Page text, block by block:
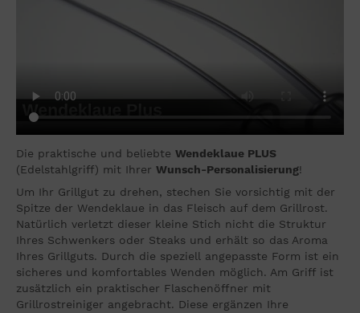
Die praktische und beliebte Wendeklaue PLUS
(Edelstahlgriff) mit Ihrer Wunsch-Personalisierung!
Um Ihr Grillgut zu drehen, stechen Sie vorsichtig mit der
Spitze der Wendeklaue in das Fleisch auf dem Grillrost.
Natürlich verletzt dieser kleine Stich nicht die Struktur
Ihres Schwenkers oder Steaks und erhält so das Aroma
Ihres Grillguts. Durch die speziell angepasste Form ist ein
sicheres und komfortables Wenden möglich. Am Griff ist
zusätzlich ein praktischer Flaschenöffner mit
Grillrostreiniger angebracht. Diese ergänzen Ihre